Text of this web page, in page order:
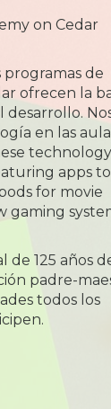
on Cedar
programas de
ofrecen la
desarrollo.
en las
technology
apps to
for movie
gaming
de 125 años
padre-
todos los